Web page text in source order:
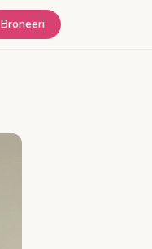
Broneeri